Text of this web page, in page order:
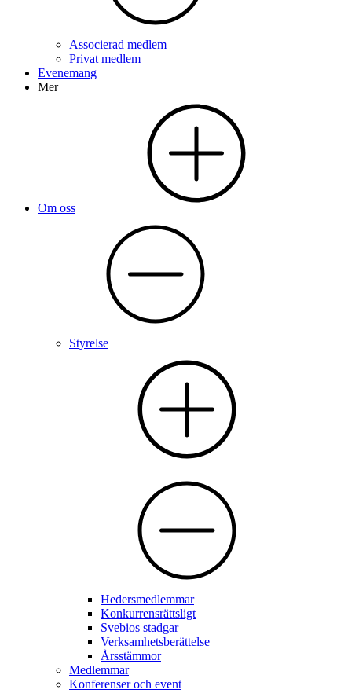
Associerad medlem
Privat medlem
Evenemang
Mer
Om oss
Styrelse
Hedersmedlemmar
Konkurrensrättsligt
Svebios stadgar
Verksamhetsberättelse
Årsstämmor
Medlemmar
Konferenser och event